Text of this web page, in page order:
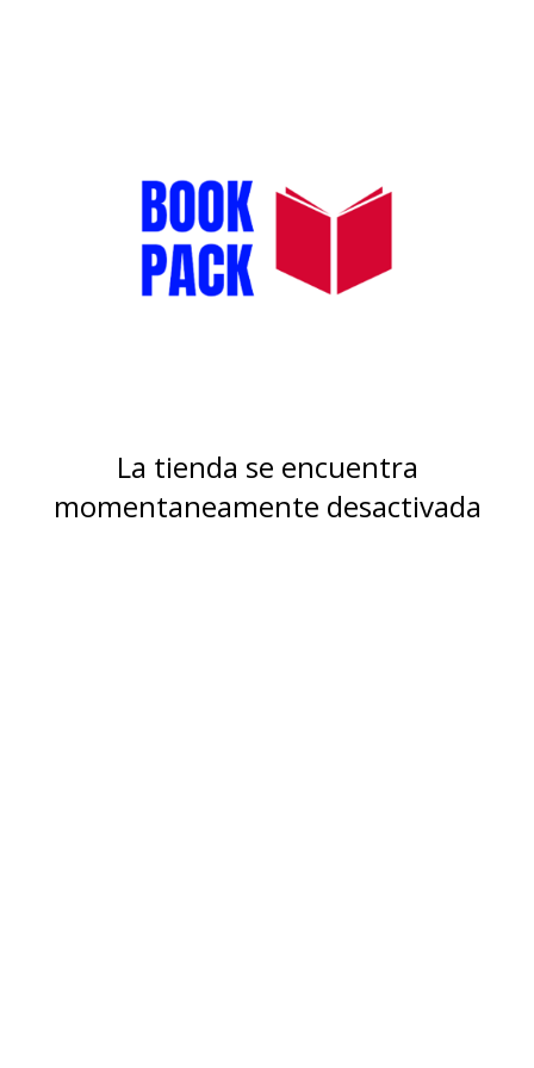
La tienda se encuentra
momentaneamente desactivada